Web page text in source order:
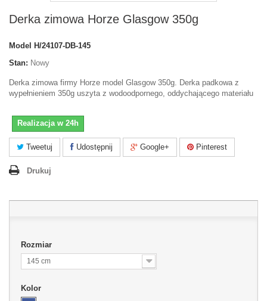
Derka zimowa Horze Glasgow 350g
Model
H/24107-DB-145
Stan: Nowy
Derka zimowa firmy Horze model Glasgow 350g. Derka padkowa z
wypełnieniem 350g uszyta z wodoodpornego, oddychającego materiału
Realizacja w 24h
Tweetuj Udostępnij Google+ Pinterest
Drukuj
Rozmiar
145 cm
Kolor